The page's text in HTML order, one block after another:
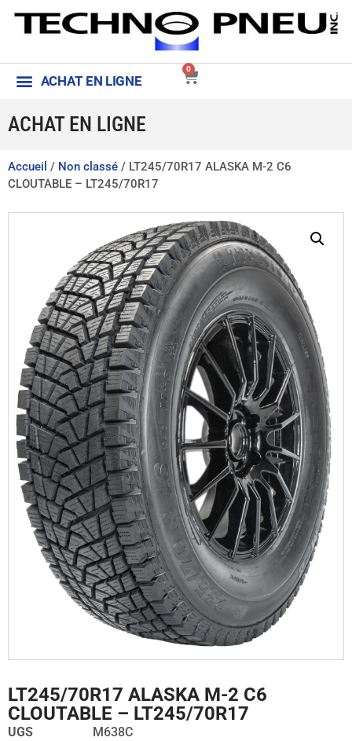
0
ACHAT EN LIGNE
ACHAT EN LIGNE
Accueil / Non classé / LT245/70R17 ALASKA M-2 C6
CLOUTABLE – LT245/70R17
LT245/70R17 ALASKA M-2 C6
CLOUTABLE – LT245/70R17
UGS
M638C